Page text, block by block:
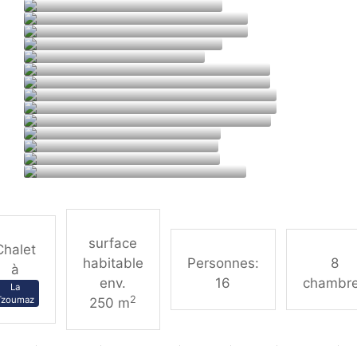
à
La
surface
habitable
env.
250 m2
Personnes:
16
8